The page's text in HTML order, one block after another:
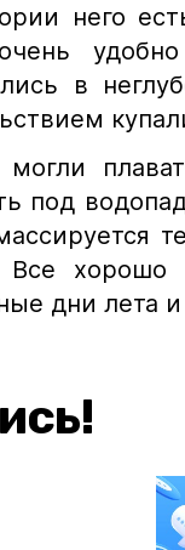
него
в
могли
под
хорошо
дни лета